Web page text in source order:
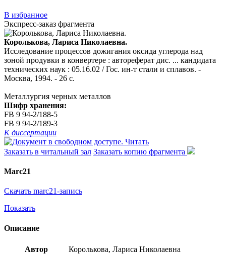
В избранное
Экспресс-заказ фрагмента
Королькова, Лариса Николаевна.
Исследование процессов дожигания оксида углерода над
зоной продувки в конвертере : автореферат дис. ... кандидата
технических наук : 05.16.02 / Гос. ин-т стали и сплавов. -
Москва, 1994. - 26 с.
Металлургия черных металлов
Шифр хранения:
FB 9 94-2/188-5
FB 9 94-2/189-3
К диссертации
Читать
Заказать в читальный зал Заказать копию фрагмента
Marc21
Скачать marc21-запись
Показать
Описание
Автор Королькова, Лариса Николаевна